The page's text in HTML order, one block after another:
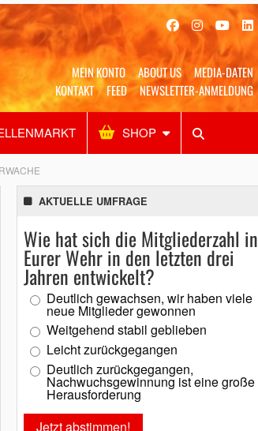
MEIN KONTO ABOUT US
MEDIA-DATEN
KONTAKT
FEED NEWSLETTER-ANMELDUNG
SHOP
Alles Shop SUCHEN
AKTUELLE UMFRAGE
Wie hat sich die Mitgliederzahl in
Eurer Wehr in den letzten drei
Jahren entwickelt?
Deutlich gewachsen, wir haben viele
neue Mitglieder gewonnen
Weitgehend stabil geblieben
Leicht zurückgegangen
Deutlich zurückgegangen,
Nachwuchsgewinnung ist eine große
Herausforderung